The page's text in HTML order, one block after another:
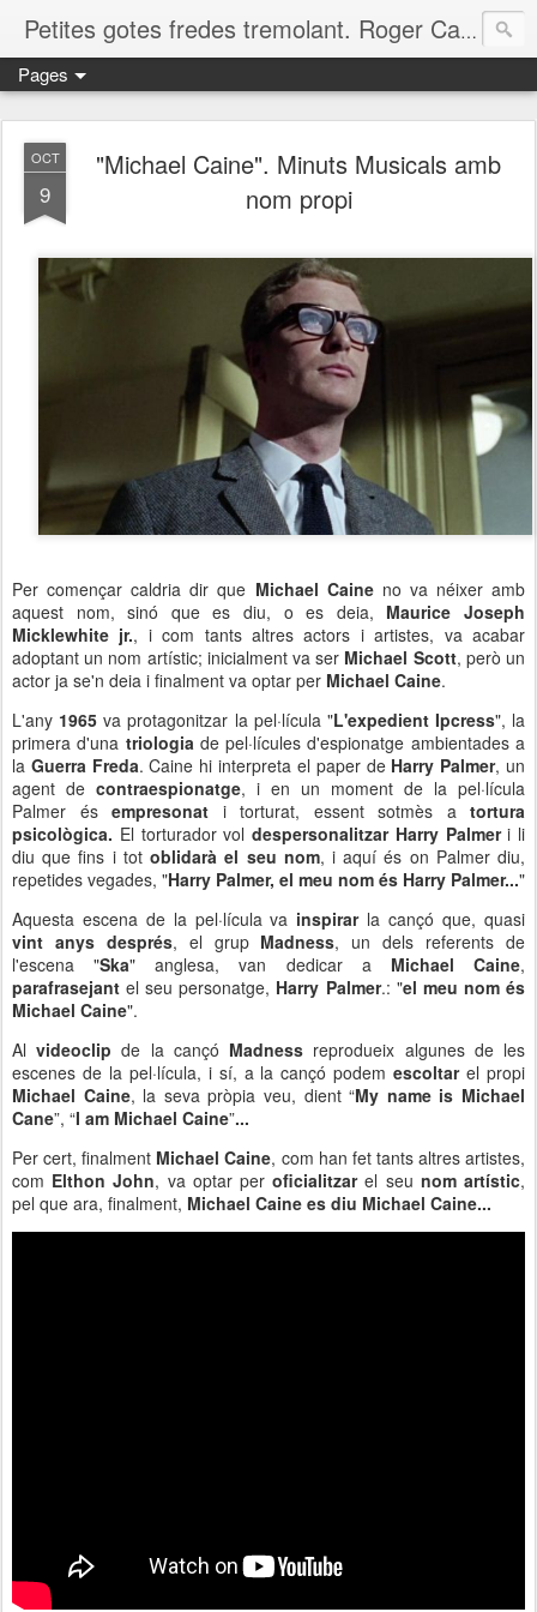
Petites gotes fredes tremolant. Roger Casero Gumbau. Girona
Pages
OCT
9
"Michael Caine". Minuts Musicals amb
nom propi
Per començar caldria dir que Michael Caineno va néixer amb
aquest nom, sinó que es diu, o es deia, Maurice Joseph
Micklewhite jr., i com tants altres actors i artistes, va acabar
adoptant un nom artístic; inicialment va ser Michael Scott, però un
actor ja se'n deia i finalment va optar per Michael Caine.
L'any 1965 va protagonitzar la pel·lícula "L'expedient Ipcress", la
primera d'una triologiade pel·lícules d'espionatge ambientades a
la Guerra Freda. Caine hi interpreta el paper de Harry Palmer, un
agent de contraespionatge, i en un moment de la pel·lícula
Palmer és empresonat i torturat, essent sotmès a tortura
psicològica. El torturador vol despersonalitzar Harry Palmeri li
diu que fins i totoblidarà el seu nom, i aquí és on Palmer diu,
repetides vegades, "Harry Palmer, el meu nom és Harry Palmer..."
Aquesta escena de la pel·lícula va inspirarla cançó que, quasi
vint anys després, el grup Madness, un dels referents de
l'escena "Ska" anglesa, van dedicar a Michael Caine,
parafrasejant el seu personatge, Harry Palmer.: "el meu nom és
Michael Caine".
Alvideoclip de la cançó Madness reprodueix algunes de les
escenes de la pel·lícula, i sí, a la cançó podemescoltarel propi
Michael Caine, la seva pròpia veu, dient “My name is Michael
Cane”, “I am Michael Caine”...
Per cert, finalment Michael Caine, com han fet tants altres artistes,
com Elthon John, va optar peroficialitzarel seu nom artístic,
pel que ara, finalment, Michael Caine es diu Michael Caine...